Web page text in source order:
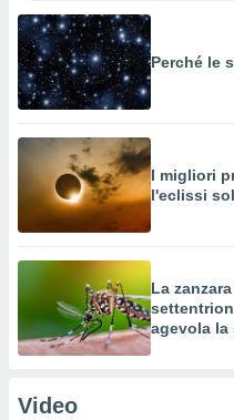
Perché le
I migliori
l'eclissi
La
agevola la
Video